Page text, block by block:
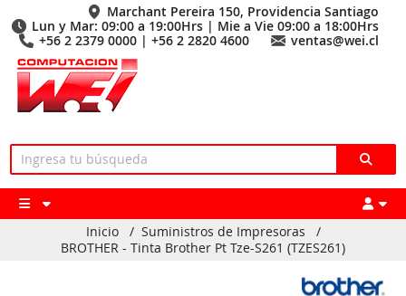
Marchant Pereira 150, Providencia Santiago
Lun y Mar: 09:00 a 19:00Hrs | Mie a Vie 09:00 a 18:00Hrs
+56 2 2379 0000 | +56 2 2820 4600
ventas@wei.cl
Inicio / Suministros de Impresoras
/
BROTHER - Tinta Brother Pt Tze-S261 (TZES261)